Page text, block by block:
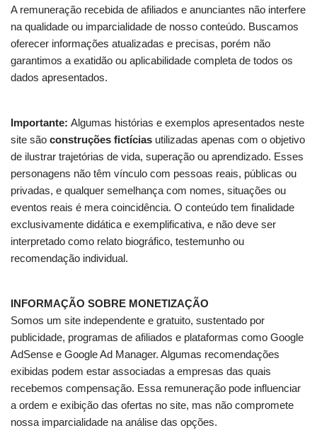
A remuneração recebida de afiliados e anunciantes não interfere
na qualidade ou imparcialidade de nosso conteúdo. Buscamos
oferecer informações atualizadas e precisas, porém não
garantimos a exatidão ou aplicabilidade completa de todos os
dados apresentados.
Importante: Algumas histórias e exemplos apresentados neste
site são construções fictícias utilizadas apenas com o objetivo
de ilustrar trajetórias de vida, superação ou aprendizado. Esses
personagens não têm vínculo com pessoas reais, públicas ou
privadas, e qualquer semelhança com nomes, situações ou
eventos reais é mera coincidência. O conteúdo tem finalidade
exclusivamente didática e exemplificativa, e não deve ser
interpretado como relato biográfico, testemunho ou
recomendação individual.
INFORMAÇÃO SOBRE MONETIZAÇÃO
Somos um site independente e gratuito, sustentado por
publicidade, programas de afiliados e plataformas como Google
AdSense e Google Ad Manager. Algumas recomendações
exibidas podem estar associadas a empresas das quais
recebemos compensação. Essa remuneração pode influenciar
a ordem e exibição das ofertas no site, mas não compromete
nossa imparcialidade na análise das opções.